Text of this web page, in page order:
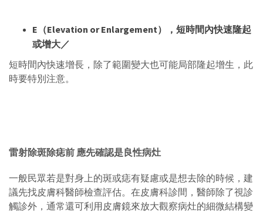
E （Elevation or Enlargement），短時間內快速隆起
或增大／
短時間內快速增長，除了範圍變大也可能局部隆起增生，此
時要特別注意。
雷射除斑除痣前 應先確認是良性病灶
一般民眾若是對身上的斑或痣有疑慮或是想去除的時候，建
議先找皮膚科醫師檢查評估。在皮膚科診間，醫師除了視診
觸診外，通常還可利用皮膚鏡來放大觀察病灶的細微結構變